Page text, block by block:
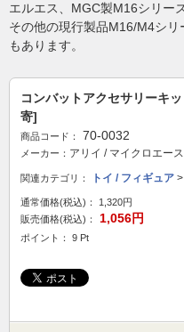
エルエス、MGC製M16シリー
その他の現行製品M16/M4シ
もあります。
コンバットアクセサリーキ
寄]
商品コード： 70-0032
メーカー： アリイ / マイクロエース
関連カテゴリ： トイ / フィギュア >
通常価格(税込)：
1,320円
販売価格(税込)：
1,056円
ポイント： 9 Pt